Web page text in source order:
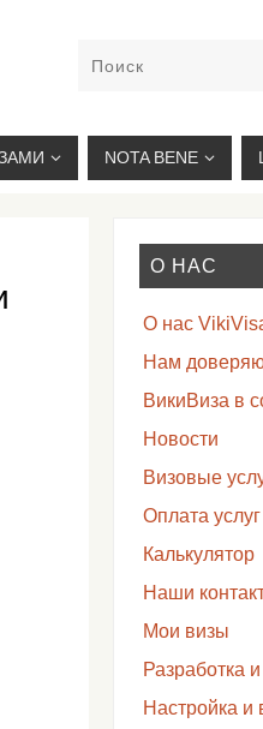
VISA@VIKIVISA.RU
NOTA BENE
О НАС
О нас
Нам
ВикиВиза в
Новости
Визовые
Оплата услуг
Калькулятор
Наши
Мои визы
Разработка
Настройка и